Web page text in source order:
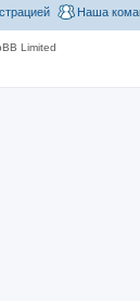
Наша
Limited